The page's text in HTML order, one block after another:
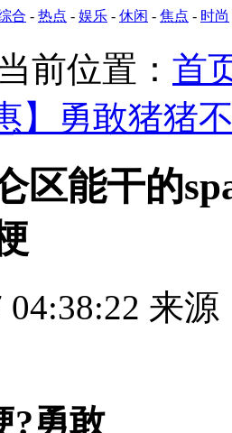
合 - 热点 - 娱乐 - 休闲 - 焦点 - 时尚
当前位置： 首
】勇敢猪猪
区能干的
04:38:22 来源
?勇敢